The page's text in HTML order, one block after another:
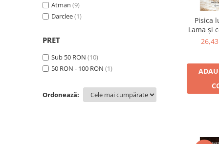
Seria Montauk
Seria Helena Blavatsky
Atman (9)
Darclee(1)
PRET
Sub 50 RON (10)
50 RON - 100 RON (1)
Ordonează:
Pisica
Lama și